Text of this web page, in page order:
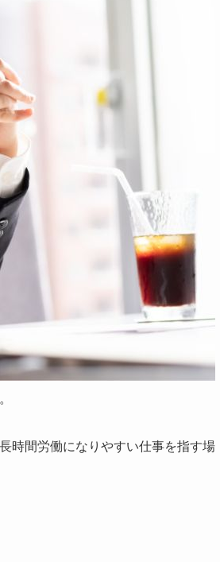
時間労働になりやすい仕事を指す場